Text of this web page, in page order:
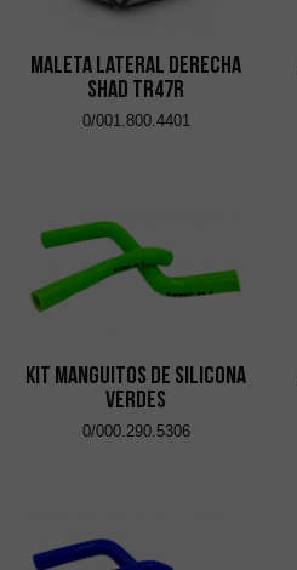
Maleta Lateral Derecha
Shad TR47R
0/001.800.4401
Kit Manguitos de Silicona
Verdes
0/000.290.5306